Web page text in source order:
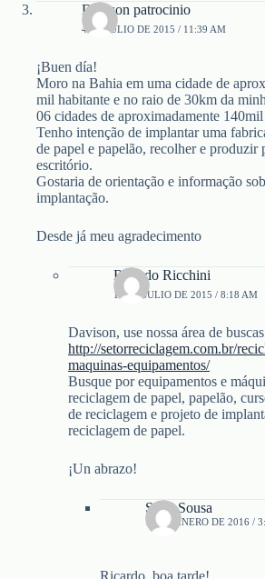
Davison patrocinio
4 DE JULIO DE 2015 / 11:39 AM
¡Buen día!
Moro na Bahia em uma cidade de
mil habitante e no raio de 30km da
06 cidades de aproximadamente 140mil
Tenho intenção de implantar uma
de papel e papelão, recolher e produzir
escritório.
Gostaria de orientação e informação
implantação.
Desde já meu agradecimento
Ricardo Ricchini
12 DE JULIO DE 2015 / 8:18 AM
Davison, use nossa área de
http://setorreciclagem.com.br/
maquinas-equipamentos/
Busque por equipamentos e
reciclagem de papel, papelão,
de reciclagem e projeto de
reciclagem de papel.
¡Un abrazo!
Sueli Sousa
18 DE ENERO DE 2016 /
Ricardo, boa tarde!